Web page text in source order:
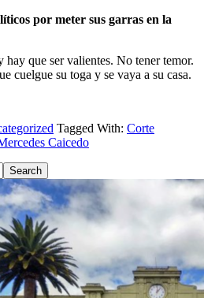
por meter sus garras en la
que ser valientes. No tener temor.
cuelgue su toga y se vaya a su casa.
Tagged With: Corte
Caicedo